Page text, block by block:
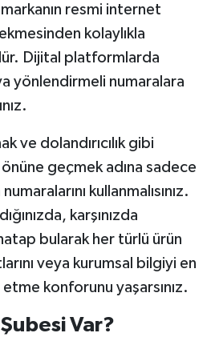
resmi internet
kolaylıkla
Dijital platformlarda
yönlendirmeli numaralara
ve dolandırıcılık gibi
geçmek adına sadece
kullanmalısınız.
karşınızda
bularak her türlü ürün
veya kurumsal bilgiyi en
konforunu yaşarsınız.
Var?